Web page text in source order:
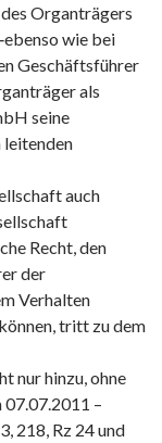
Organträgers
wie bei
Geschäftsführer
als
seine
leitenden
auch
Recht, den
der
Verhalten
tritt zu dem
nur hinzu, ohne
–
218, Rz 24 und